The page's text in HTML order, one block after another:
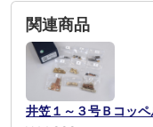
関連商品
井笠１～３号Ｂコッ